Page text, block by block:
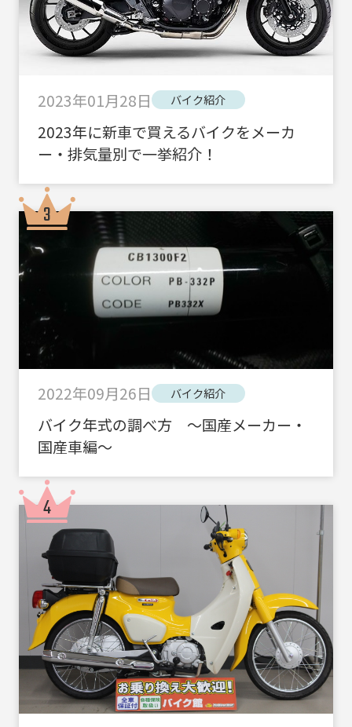
2023年01月28日 バイク紹介
2023年に新車で買えるバイクをメーカ
ー・排気量別で一挙紹介！
2022年09月26日 バイク紹介
バイク年式の調べ方 ～国産メーカー・
国産車編～